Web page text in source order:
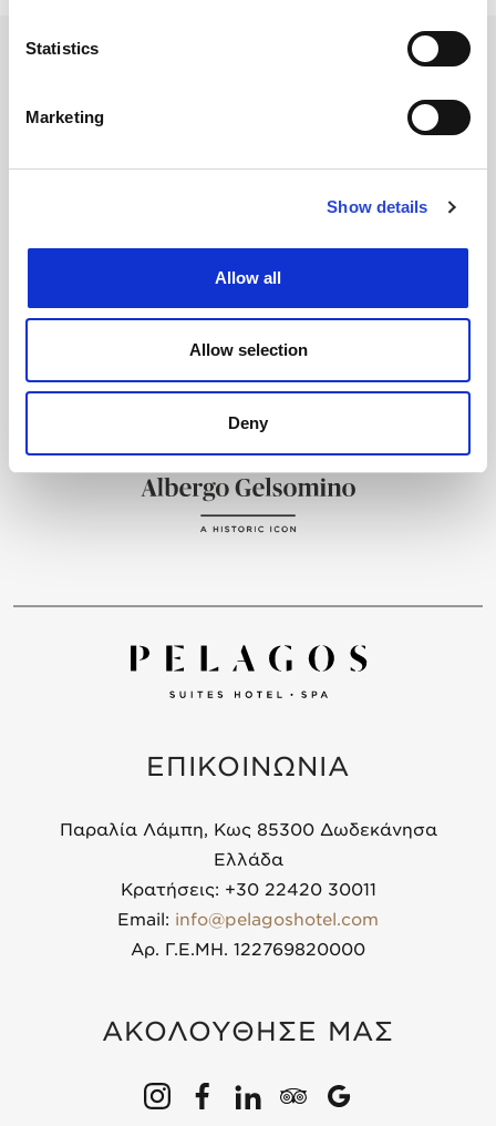
Statistics
Marketing
Show details
Allow all
Allow selection
Deny
ΕΠΙΚΟΙΝΩΝΙΑ
Παραλία Λάμπη, Κως 85300 Δωδεκάνησα
Ελλάδα
Κρατήσεις: +30 22420 30011
Email: info@pelagoshotel.com
Αρ. Γ.Ε.ΜΗ. 122769820000
ΑΚΟΛΟΥΘΗΣΕ ΜΑΣ